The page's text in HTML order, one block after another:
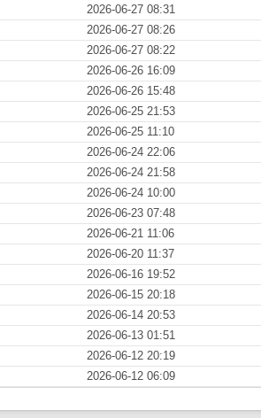
2026-06-27 08:31
2026-06-27 08:26
2026-06-27 08:22
2026-06-26 16:09
2026-06-26 15:48
2026-06-25 21:53
2026-06-25 11:10
2026-06-24 22:06
2026-06-24 21:58
2026-06-24 10:00
2026-06-23 07:48
2026-06-21 11:06
2026-06-20 11:37
2026-06-16 19:52
2026-06-15 20:18
2026-06-14 20:53
2026-06-13 01:51
2026-06-12 20:19
2026-06-12 06:09